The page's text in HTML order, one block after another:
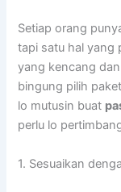
Setiap orang
tapi satu hal yang
yang kencang
bingung pilih
lo mutusin buat
perlu lo
1. Sesuaikan